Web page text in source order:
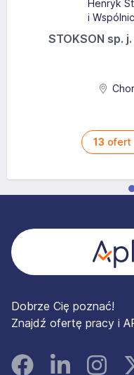
STOKSON sp.
13 ofert
Dobrze Cię poznać!
Znajdź ofertę pracy i
FacebookLinked In